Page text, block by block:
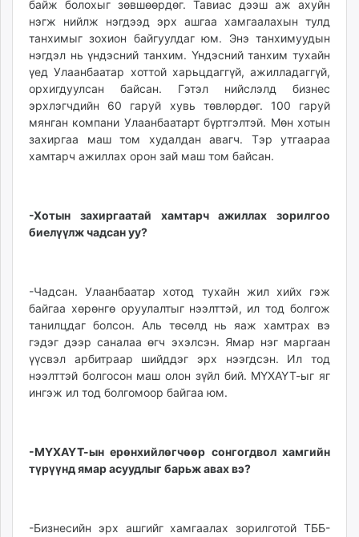
байж болохыг зөвшөөрдөг. Тавиас дээш аж ахуйн
нэгж нийлж нэгдээд эрх ашгаа хамгаалахын тулд
танхимыг зохион байгуулдаг юм. Энэ танхимуудын
нэгдэл нь үндэсний танхим. Үндэсний танхим тухайн
үед Улаанбаатар хоттой харьцдаггүй, ажилладаггүй,
орхигдуулсан байсан. Гэтэл нийслэлд бизнес
эрхлэгчдийн 60 гаруй хувь төвлөрдөг. 100 гаруй
мянган компани Улаанбаатарт бүртгэлтэй. Мөн хотын
захиргаа маш том худалдан авагч. Тэр утгаараа
хамтарч ажиллах орон зай маш том байсан.
-Хотын захиргаатай хамтарч ажиллах зорилгоо
биелүүлж чадсан уу?
-Чадсан. Улаанбаатар хотод тухайн жил хийх гэж
байгаа хөрөнгө оруулалтыг нээлттэй, ил тод болгож
танилцдаг болсон. Аль төсөлд нь яаж хамтрах вэ
гэдэг дээр саналаа өгч эхэлсэн. Ямар нэг маргаан
үүсвэл арбитраар шийддэг эрх нээгдсэн. Ил тод
нээлттэй болгосон маш олон зүйл бий. МҮХАҮТ-ыг яг
ингэж ил тод болгомоор байгаа юм.
-МҮХАҮТ-ын ерөнхийлөгчөөр сонгогдвол хамгийн
түрүүнд ямар асуудлыг барьж авах вэ?
-Бизнесийн эрх ашгийг хамгаалах зорилготой ТББ-